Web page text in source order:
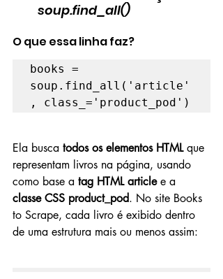
soup.find_all()
O que essa linha faz?
books =
soup.find_all('article'
, class_='product_pod')
Ela busca todos os elementos HTML que
representam livros na página, usando
como base a tag HTML article e a
classe CSS product_pod. No site Books
to Scrape, cada livro é exibido dentro
de uma estrutura mais ou menos assim: